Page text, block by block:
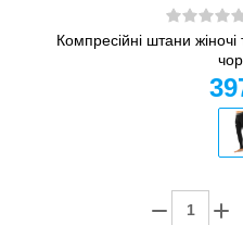
Компресійні штани